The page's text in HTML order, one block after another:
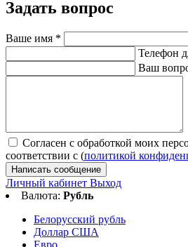
Задать вопрос
Ваше имя *
Телефон
Ваш
Согласен с обработкой моих
соответствии с (политикой
Написать сообщение
Личный кабинет Выход
Валюта: Рубль
Белорусский рубль
Доллар США
Евро